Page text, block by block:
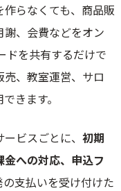
らなくても、商品販
、会費などをオン
ドを共有するだけで
、教室運営、サロ
きます。
ビスごとに、 初期
への対応、申込フ
支払いを受け付けた